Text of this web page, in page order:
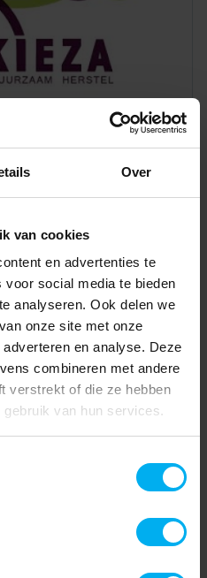
Over
van cookies
en advertenties te
social media te bieden
analyseren. Ook delen we
onze site met onze
en analyse. Deze
combineren met andere
verstrekt of die ze hebben
van hun services.